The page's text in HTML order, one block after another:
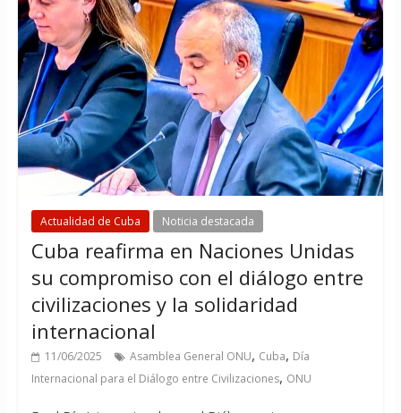
Actualidad de Cuba Noticia destacada
Cuba reafirma en Naciones Unidas
su compromiso con el diálogo entre
civilizaciones y la solidaridad
internacional
11/06/2025 Asamblea General ONU, Cuba, Día
Internacional para el Diálogo entre Civilizaciones, ONU